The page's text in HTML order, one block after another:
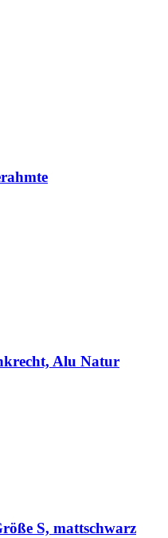
Alu Natur
S, mattschwarz